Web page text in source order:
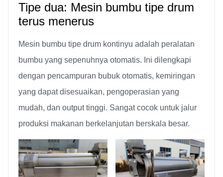
Tipe dua: Mesin bumbu tipe drum
terus menerus
Mesin bumbu tipe drum kontinyu adalah peralatan
bumbu yang sepenuhnya otomatis. Ini dilengkapi
dengan pencampuran bubuk otomatis, kemiringan
yang dapat disesuaikan, pengoperasian yang
mudah, dan output tinggi. Sangat cocok untuk jalur
produksi makanan berkelanjutan berskala besar.